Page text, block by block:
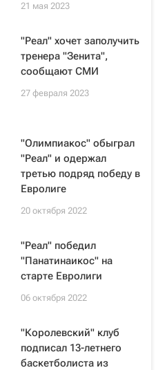
21 мая 2023
"Реал" хочет заполучить
тренера "Зенита",
сообщают СМИ
27 февраля 2023
"Олимпиакос" обыграл
"Реал" и одержал
третью подряд победу в
Евролиге
20 октября 2022
"Реал" победил
"Панатинаикос" на
старте Евролиги
06 октября 2022
"Королевский" клуб
подписал 13-летнего
баскетболиста из